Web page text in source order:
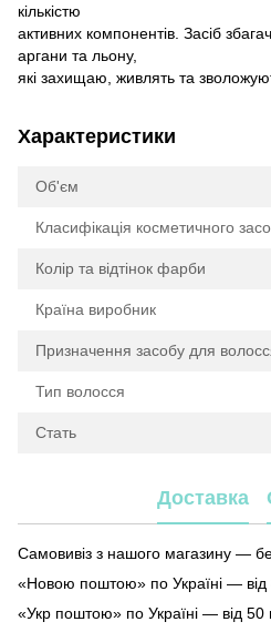
кількістю
активних компонентів. Засіб
аргани та льону,
які захищаю, живлять та
Характеристики
Об'єм
Класифікація косметичного
Колір та відтінок фарби
Країна виробник
Призначення засобу для
Тип волосся
Стать
Доставка
Самовивіз з нашого магазину —
«Новою поштою» по Україні — від
«Укр поштою» по Україні — від 50